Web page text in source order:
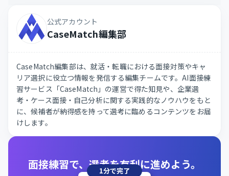
公式アカウント
CaseMatch編集部
CaseMatch編集部は、就活・転職における面接対策やキャ
リア選択に役立つ情報を発信する編集チームです。AI面接練
習サービス「CaseMatch」の運営で得た知見や、企業選
考・ケース面接・自己分析に関する実践的なノウハウをもと
に、候補者が納得感を持って選考に臨めるコンテンツをお届
けします。
面接練習で、選考を有利に進めよう。
1分で完了